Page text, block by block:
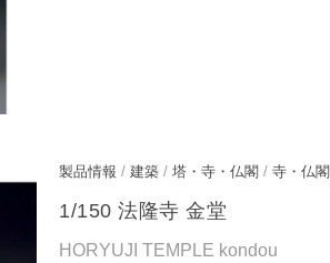
製品情報 / 建築 / 塔・寺・仏閣 / 寺・仏閣
1/150 法隆寺 金堂
HORYUJI TEMPLE kondou